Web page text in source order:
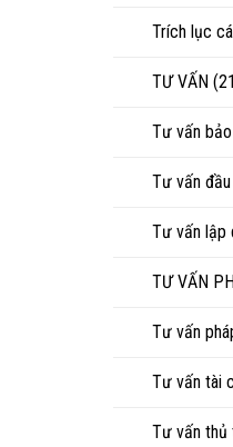
Trích lục
TƯ VẤN
Tư vấn
Tư vấn
Tư vấn lập
TƯ VẤN
Tư vấn
Tư vấn tài
Tư vấn thủ